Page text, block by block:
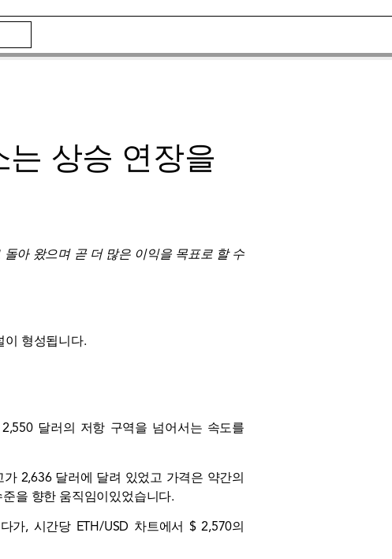
상승 연장을
아 왔으며 곧 더 많은 이익을 목표로 할 수
이 형성됩니다.
달러의 저항 구역을 넘어서는 속도를
2,636 달러에 달려 있었고 가격은 약간의
을 향한 움직임이있었습니다.
가, 시간당 ETH/USD 차트에서 $ 2,570의